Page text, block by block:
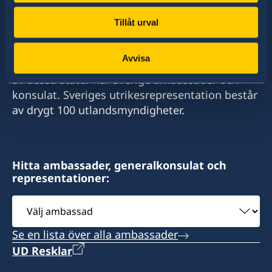
Tillåt urval
Avvisa
Sverige har diplomatiska förbindelser med i
stort sett alla stater i världen. I ungefär hälften
av dessa stater har Sverige ambassader och
konsulat. Sveriges utrikesrepresentation består
av drygt 100 utlandsmyndigheter.
Hitta ambassader, generalkonsulat och
representationer:
Välj
ambassad
Se en lista över alla ambassader
UD Resklar